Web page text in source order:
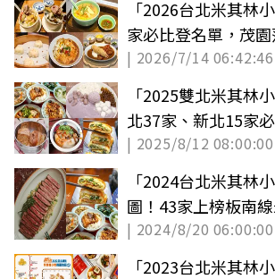
「2026台北米其林
家必比登名單，茂
榜餐廳必吃
| 2026/7/14
「2025雙北米其林
北37家、新北15家
滷豬腳、芋圓冰
| 2025/8/12
「2024台北米其林
圖！43家上榜板南
聯７年太狂
| 2024/8/20
「2023台北米其林